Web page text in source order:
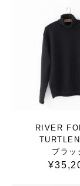
RIVER
ブラッ